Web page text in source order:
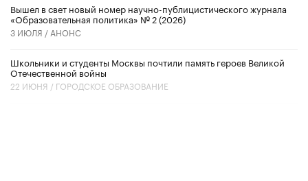
Вышел в свет новый номер научно-публицистического журнала
«Образовательная политика» № 2 (2026)
3 ИЮЛЯ / АНОНС
Школьники и студенты Москвы почтили память героев Великой
Отечественной войны
22 ИЮНЯ / ГОРОДСКОЕ ОБРАЗОВАНИЕ